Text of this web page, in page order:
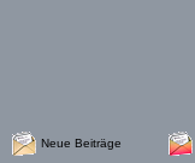
Neue Beiträge